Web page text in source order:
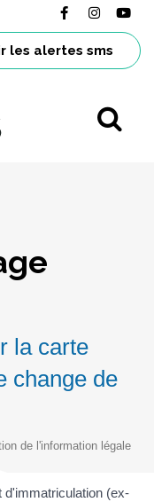
Lien vers le
Lien
les alertes sms
de Lons (64)
la carte
change de
de l'information légale
d'immatriculation (ex-